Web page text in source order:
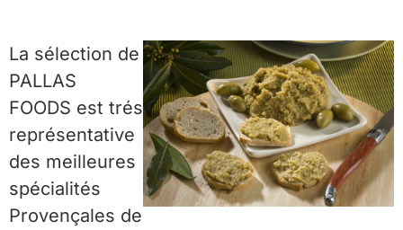
La sélection de
PALLAS
FOODS est trés
représentative
des meilleures
spécialités
Provençales de